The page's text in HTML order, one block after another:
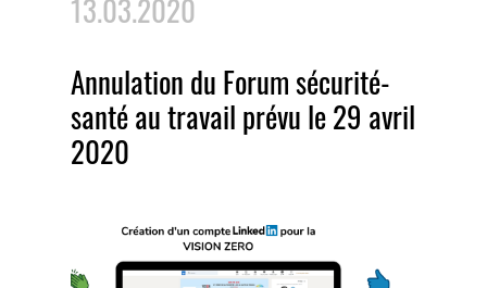
13.03.2020
Annulation du Forum sécurité-
santé au travail prévu le 29 avril
2020